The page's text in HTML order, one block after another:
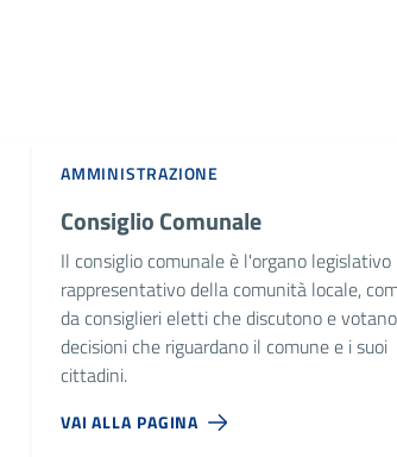
AMMINISTRAZIONE
Consiglio Comunale
Il consiglio comunale è l'organo legislativo
rappresentativo della comunità locale,
da consiglieri eletti che discutono e
decisioni che riguardano il comune e i suoi
cittadini.
VAI ALLA PAGINA